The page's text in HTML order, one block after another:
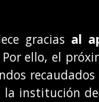
gracias al
Por ello, el
la institución